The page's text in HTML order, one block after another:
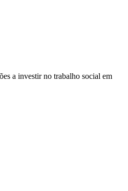
a investir no trabalho social em